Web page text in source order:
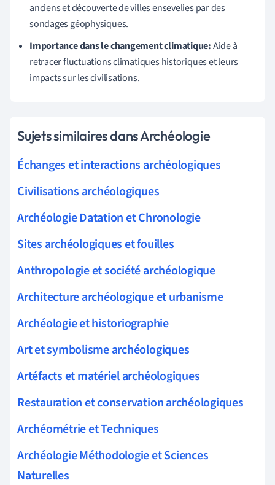
anciens et découverte de villes ensevelies par des
sondages géophysiques.
Importance dans le changement climatique:Aide à
retracer fluctuations climatiques historiques et leurs
impacts sur les civilisations.
Sujets similaires dans Archéologie
Échanges et interactions archéologiques
Civilisations archéologiques
Archéologie Datation et Chronologie
Sites archéologiques et fouilles
Anthropologie et société archéologique
Architecture archéologique et urbanisme
Archéologie et historiographie
Art et symbolisme archéologiques
Artéfacts et matériel archéologiques
Restauration et conservation archéologiques
Archéométrie et Techniques
Archéologie Méthodologie et Sciences
Naturelles